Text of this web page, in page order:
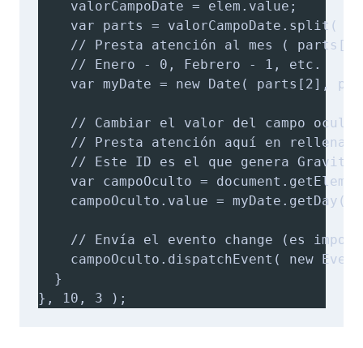
    valorCampoDate = elem.value;
var parts = valorCampoDate.split(
// Presta atención al mes (
    // Enero - 0, Febrero - 1, etc.
var myDate = new Date( parts[2],
    // Cambiar el valor del campo oculto
// Presta atención aquí en
// Este ID es el que genera Gravity
var campoOculto =
    campoOculto.value = myDate.getDay();
// Envía el evento change (es
campoOculto.dispatchEvent( new
}
}, 10, 3 );